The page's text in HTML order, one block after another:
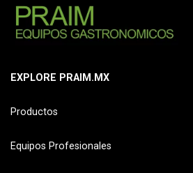
EXPLORE PRAIM.MX
Productos
Equipos Profesionales